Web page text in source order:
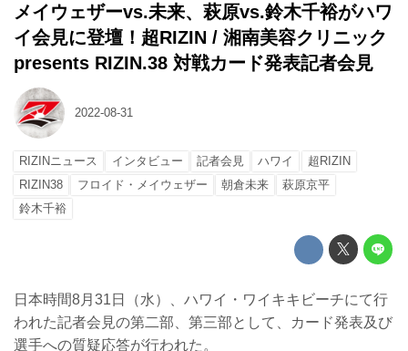
メイウェザーvs.未来、萩原vs.鈴木千裕がハワ
イ会見に登壇！超RIZIN / 湘南美容クリニック
presents RIZIN.38 対戦カード発表記者会見
2022-08-31
RIZINニュース インタビュー 記者会見 ハワイ
超RIZIN
RIZIN38
フロイド・メイウェザー 朝倉未来
萩原京平
鈴木千裕
日本時間8月31日（水）、ハワイ・ワイキキビーチにて行
われた記者会見の第二部、第三部として、カード発表及び
選手への質疑応答が行われた。